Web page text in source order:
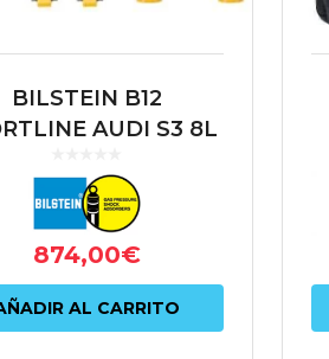
BILSTEIN B12
AUDI S3 8L
R32
874,00€
AL CARRITO